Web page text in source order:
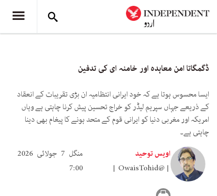
ڈگمگاتا امن معاہدہ اور خامنہ ای کی تدفین
ایسا محسوس ہوتا ہے کہ خود ایرانی انتظامیہ ان بڑی تقریبات کے انعقاد
کے ذریعے جہاں سپریم لیڈر کو خراج تحسین پیش کرنا چاہتی ہے وہاں
امریکہ اور مغربی دنیا کو ایرانی قوم کے متحد ہونے کا پیغام بھی دینا
چاہتی ہے۔
اویس توحید
OwaisTohid@
منگل 7 جولائی 2026
7:00